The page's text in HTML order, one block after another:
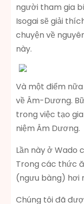
người tham gia
Isogai sẽ giải
chuyện về
này.
Và một điểm
về Âm-Dương.
trong việc tạo
niệm Âm Dương.
Lần này ở Wado
Trong các thức
(ngưu bàng) hơi
Chúng tôi đã